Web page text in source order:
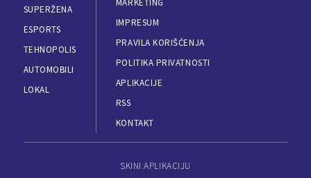
SUPERŽENA
ESPORTS
TEHNOPOLIS
AUTOMOBILI
LOKAL
MARKETING
IMPRESUM
PRAVILA KORIŠĆENJA
POLITIKA PRIVATNOSTI
APLIKACIJE
RSS
KONTAKT
SKINI APLIKACIJU